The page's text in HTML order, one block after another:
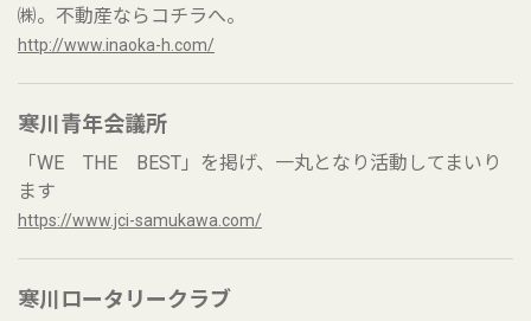
㈱。不動産ならコチラへ。
http://www.inaoka-h.com/
寒川青年会議所
「WE THE BEST」を掲げ、一丸となり活動してまいり
ます
https://www.jci-samukawa.com/
寒川ロータリークラブ